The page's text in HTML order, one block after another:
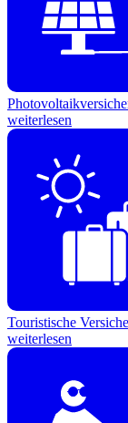
weiterlesen
Touristische
weiterlesen